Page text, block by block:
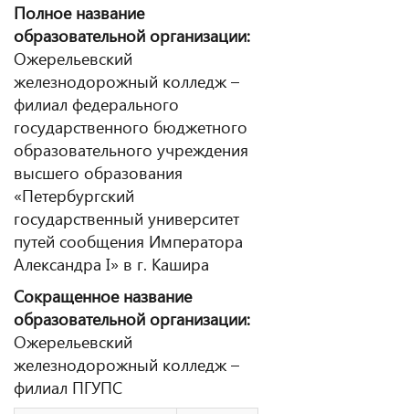
Полное название
образовательной организации:
Ожерельевский
железнодорожный колледж –
филиал федерального
государственного бюджетного
образовательного учреждения
высшего образования
«Петербургский
государственный университет
путей сообщения Императора
Александра I» в г. Кашира
Сокращенное название
образовательной организации:
Ожерельевский
железнодорожный колледж –
филиал ПГУПС